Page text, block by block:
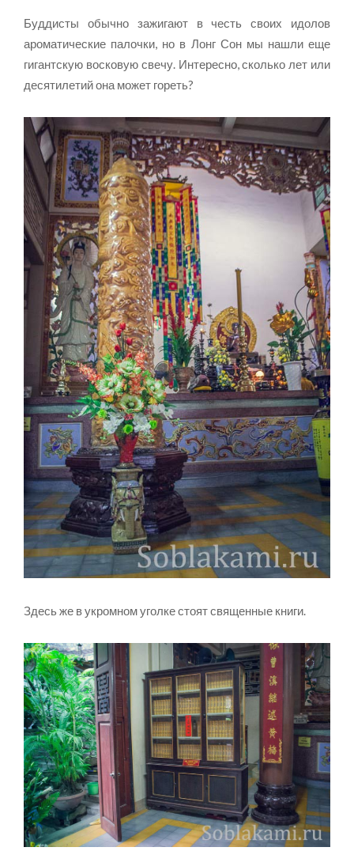
Буддисты обычно зажигают в честь своих идолов
ароматические палочки, но в Лонг Сон мы нашли еще
гигантскую восковую свечу. Интересно, сколько лет или
десятилетий она может гореть?
Здесь же в укромном уголке стоят священные книги.